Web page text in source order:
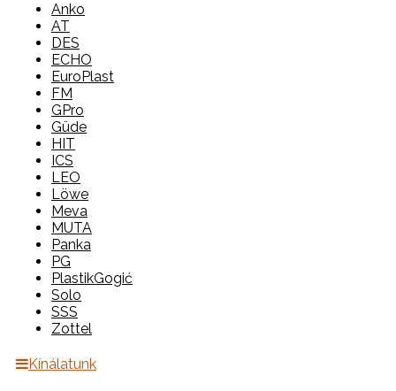
Anko
AT
DES
ECHO
EuroPlast
FM
GPro
Güde
HIT
ICS
LEO
Löwe
Meva
MUTA
Panka
PG
PlastikGogić
Solo
SSS
Zottel
Kínálatunk